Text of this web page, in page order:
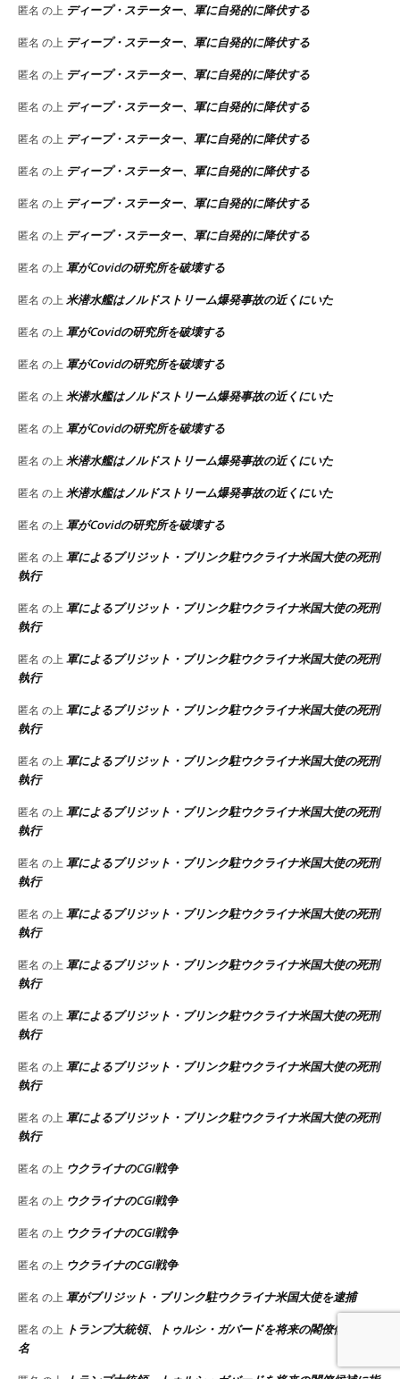
匿名 の上 ディープ・ステーター、軍に自発的に降伏する
匿名 の上 ディープ・ステーター、軍に自発的に降伏する
匿名 の上 ディープ・ステーター、軍に自発的に降伏する
匿名 の上 ディープ・ステーター、軍に自発的に降伏する
匿名 の上 ディープ・ステーター、軍に自発的に降伏する
匿名 の上 ディープ・ステーター、軍に自発的に降伏する
匿名 の上 ディープ・ステーター、軍に自発的に降伏する
匿名 の上 ディープ・ステーター、軍に自発的に降伏する
匿名 の上 軍がCovidの研究所を破壊する
匿名 の上 米潜水艦はノルドストリーム爆発事故の近くにいた
匿名 の上 軍がCovidの研究所を破壊する
匿名 の上 軍がCovidの研究所を破壊する
匿名 の上 米潜水艦はノルドストリーム爆発事故の近くにいた
匿名 の上 軍がCovidの研究所を破壊する
匿名 の上 米潜水艦はノルドストリーム爆発事故の近くにいた
匿名 の上 米潜水艦はノルドストリーム爆発事故の近くにいた
匿名 の上 軍がCovidの研究所を破壊する
匿名 の上 軍によるブリジット・ブリンク駐ウクライナ米国大使の死刑
執行
匿名 の上 軍によるブリジット・ブリンク駐ウクライナ米国大使の死刑
執行
匿名 の上 軍によるブリジット・ブリンク駐ウクライナ米国大使の死刑
執行
匿名 の上 軍によるブリジット・ブリンク駐ウクライナ米国大使の死刑
執行
匿名 の上 軍によるブリジット・ブリンク駐ウクライナ米国大使の死刑
執行
匿名 の上 軍によるブリジット・ブリンク駐ウクライナ米国大使の死刑
執行
匿名 の上 軍によるブリジット・ブリンク駐ウクライナ米国大使の死刑
執行
匿名 の上 軍によるブリジット・ブリンク駐ウクライナ米国大使の死刑
執行
匿名 の上 軍によるブリジット・ブリンク駐ウクライナ米国大使の死刑
執行
匿名 の上 軍によるブリジット・ブリンク駐ウクライナ米国大使の死刑
執行
匿名 の上 軍によるブリジット・ブリンク駐ウクライナ米国大使の死刑
執行
匿名 の上 軍によるブリジット・ブリンク駐ウクライナ米国大使の死刑
執行
匿名 の上 ウクライナのCGI戦争
匿名 の上 ウクライナのCGI戦争
匿名 の上 ウクライナのCGI戦争
匿名 の上 ウクライナのCGI戦争
匿名 の上 軍がブリジット・ブリンク駐ウクライナ米国大使を逮捕
匿名 の上 トランプ大統領、トゥルシ・ガバードを将来の閣僚候補に指
名